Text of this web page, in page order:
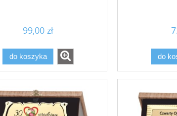
99,00 zł
do koszyka do